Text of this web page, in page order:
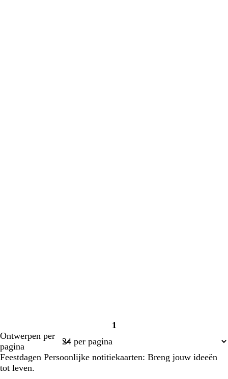
Pagina
1
Ontwerpen per
pagina
Feestdagen Persoonlijke notitiekaarten: Breng jouw ideeën
tot leven.